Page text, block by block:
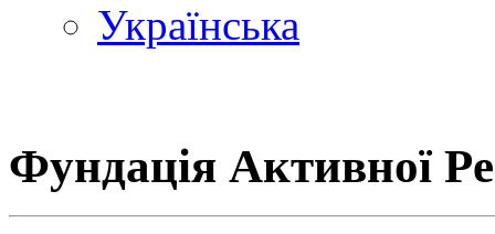
Українська
Фундація Aктивної